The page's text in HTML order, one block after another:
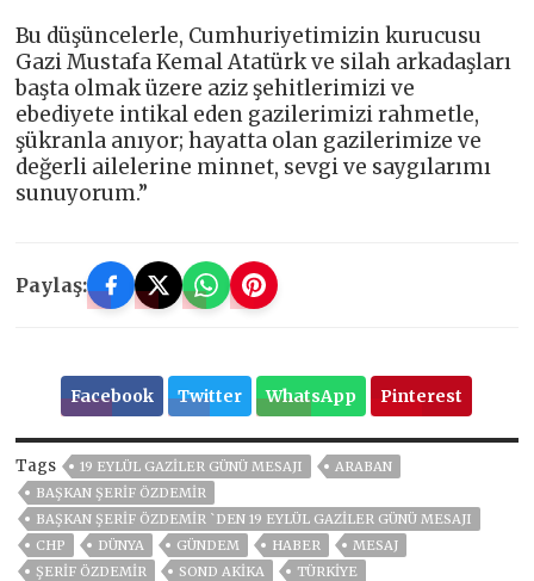
Bu düşüncelerle, Cumhuriyetimizin kurucusu
Gazi Mustafa Kemal Atatürk ve silah arkadaşları
başta olmak üzere aziz şehitlerimizi ve
ebediyete intikal eden gazilerimizi rahmetle,
şükranla anıyor; hayatta olan gazilerimize ve
değerli ailelerine minnet, sevgi ve saygılarımı
sunuyorum.”
Paylaş:
Facebook Twitter WhatsApp Pinterest
Tags 19 EYLÜL GAZILER GÜNÜ MESAJI
ARABAN
BAŞKAN ŞERİF ÖZDEMİR
BAŞKAN ŞERİF ÖZDEMİR `DEN 19 EYLÜL GAZİLER GÜNÜ MESAJI
CHP
DÜNYA GÜNDEM HABER
MESAJ
ŞERIF ÖZDEMIR
SOND AKİKA TÜRKİYE